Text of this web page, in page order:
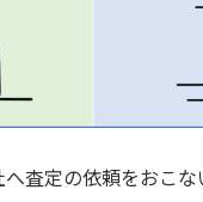
査定の依頼をおこ